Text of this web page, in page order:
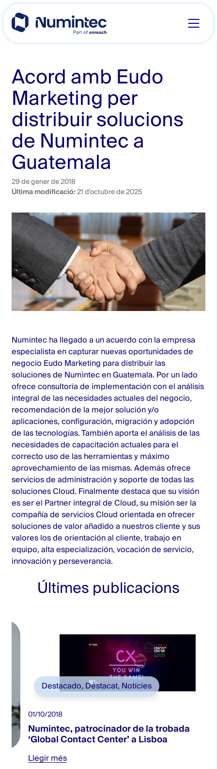
Skip
content
Acord amb Eudo
Marketing per
distribuir solucions
de Numintec a
Guatemala
29 de gener de 2018
Última modificació: 21 d'octubre de 2025
Numintec ha llegado a un acuerdo con la empresa
especialista en capturar nuevas oportunidades de
negocio Eudo Marketing para distribuir las
soluciones de Numintec en Guatemala. Por un lado
ofrece consultoría de implementación con el análisis
integral de las necesidades actuales del negocio,
recomendación de la mejor solución y/o
aplicaciones, configuración, migración y adopción
de las tecnologías. También aporta el análisis de las
necesidades de capacitación actuales para el
correcto uso de las herramientas y máximo
aprovechamiento de las mismas. Además ofrece
servicios de administración y soporte de todas las
soluciones Cloud. Finalmente destaca que su visión
es ser el Partner integral de Cloud, su misión ser la
compañía de servicios Cloud orientada en ofrecer
soluciones de valor añadido a nuestros cliente y sus
valores los de orientación al cliente, trabajo en
equipo, alta especialización, vocación de servicio,
innovación y perseverancia.
Últimes publicacions
Destacado,Destacat,Notícies
01/10/2018
Numintec, patrocinador de la trobada
‘Global Contact Center’ a Lisboa
Llegir més